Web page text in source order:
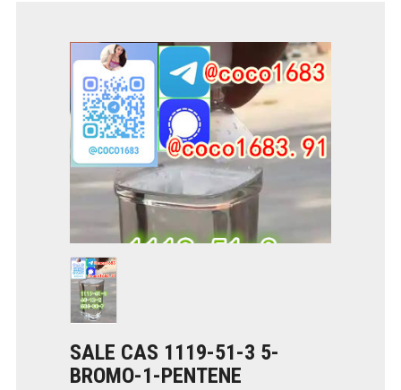
SALE CAS 1119-51-3 5-
BROMO-1-PENTENE